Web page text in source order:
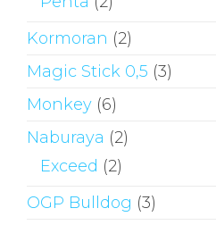
Kormoran (2)
Magic Stick 0,5 (3)
Monkey (6)
Naburaya (2)
Exceed (2)
OGP Bulldog (3)